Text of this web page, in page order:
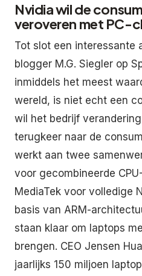
Nvidia wil de
veroveren met PC-
Tot slot een interessante
blogger M.G. Siegler op
inmiddels het meest
wereld, is niet echt een
wil het bedrijf
terugkeer naar de
werkt aan twee
voor gecombineerde
MediaTek voor volledige
basis van ARM-
staan klaar om laptops
brengen. CEO Jensen
jaarlijks 150 miljoen